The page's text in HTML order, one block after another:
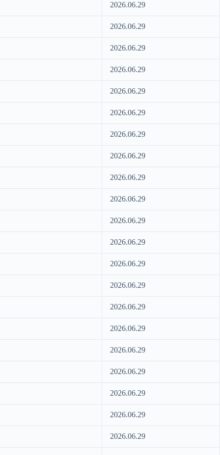
2026.06.29
2026.06.29
2026.06.29
2026.06.29
2026.06.29
2026.06.29
2026.06.29
2026.06.29
2026.06.29
2026.06.29
2026.06.29
2026.06.29
2026.06.29
2026.06.29
2026.06.29
2026.06.29
2026.06.29
2026.06.29
2026.06.29
2026.06.29
2026.06.29